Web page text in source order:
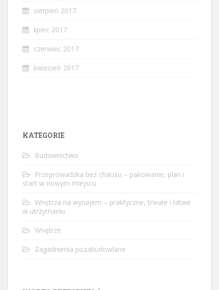
sierpień 2017
lipiec 2017
czerwiec 2017
kwiecień 2017
KATEGORIE
Budownictwo
Przeprowadzka bez chaosu – pakowanie, plan i
start w nowym miejscu
Wnętrza na wynajem – praktyczne, trwałe i łatwe
w utrzymaniu
Wnętrze
Zagadnienia pozabudowlane